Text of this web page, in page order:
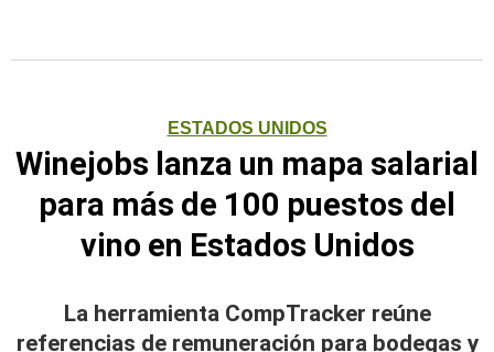
ESTADOS UNIDOS
Winejobs lanza un mapa salarial
para más de 100 puestos del
vino en Estados Unidos
La herramienta CompTracker reúne
referencias de remuneración para bodegas y